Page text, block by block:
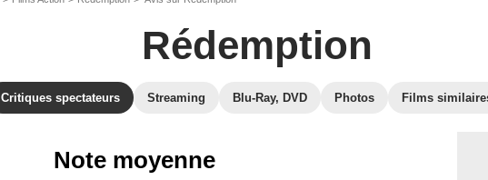
Rédemption
Critiques spectateurs Streaming Blu-Ray, DVD Photos Films
Note moyenne